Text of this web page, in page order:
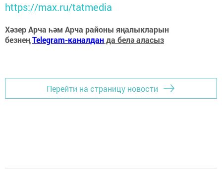
https://max.ru/tatmedia
Хәзер Арча һәм Арча районы яңалыкларын
безнеңTelegram-каналданда белә аласыз
Перейти на страницу новости